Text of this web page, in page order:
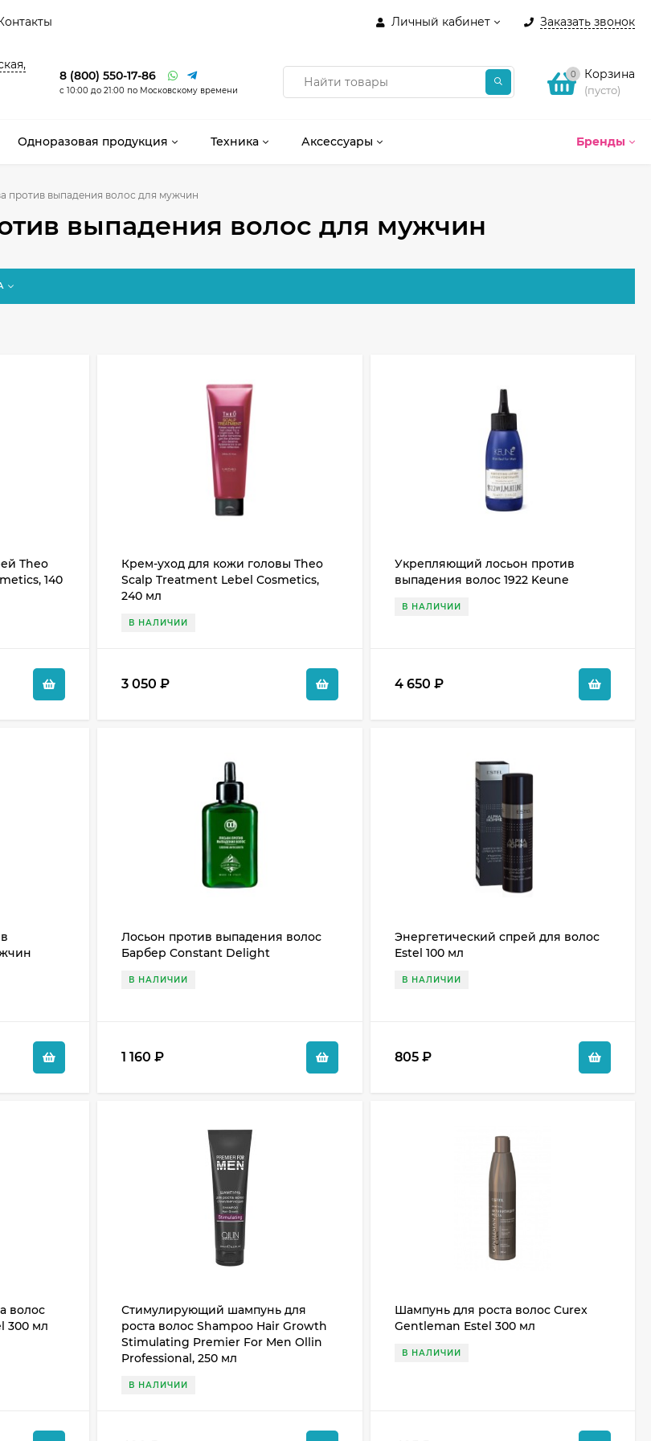
Личный кабинет Заказать звонок
8 (800) 550-17-86
с 10:00 до 21:00 по Московскому времени
0 Корзина
(пусто)
Бренды
Одноразовая продукция Техника Аксессуары
против выпадения волос для мужчин
выпадения волос для мужчин
Theo
140
Крем-уход для кожи головы Theo
Scalp Treatment Lebel Cosmetics,
240 мл
В НАЛИЧИИ
3 050₽
Укрепляющий лосьон против
выпадения волос 1922 Keune
В НАЛИЧИИ
4 650 ₽
Лосьон против выпадения волос
Барбер Constant Delight
В НАЛИЧИИ
1 160₽
Энергетический спрей для волос
Estel 100 мл
В НАЛИЧИИ
805 ₽
волос
300 мл
Стимулирующий шампунь для
роста волос Shampoo Hair Growth
Stimulating Premier For Men Ollin
Professional, 250 мл
В НАЛИЧИИ
Шампунь для роста волос Curex
Gentleman Estel 300 мл
В НАЛИЧИИ